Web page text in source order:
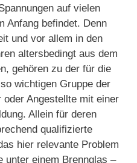
auf vielen
Anfang befindet. Denn
und vor allem in den
altersbedingt aus dem
gehören zu der für die
wichtigen Gruppe der
oder Angestellte mit einer
Allein für deren
qualifizierte
hier relevante Problem
unter einem Brennglas –